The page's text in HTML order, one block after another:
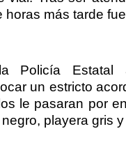
horas más tarde
Policía Estatal
un estricto
le pasaran por
playera gris